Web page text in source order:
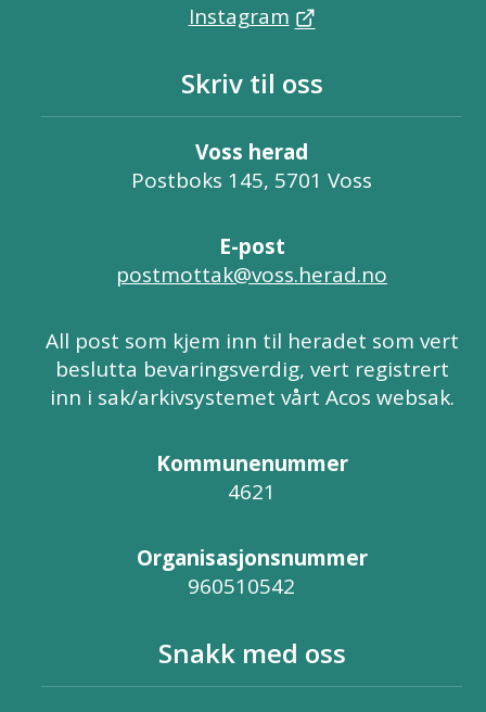
Instagram
Skriv til oss
Voss herad
Postboks 145, 5701 Voss
E-post
postmottak@voss.herad.no
All post som kjem inn til heradet som vert
beslutta bevaringsverdig, vert registrert
inn i sak/arkivsystemet vårt Acos websak.
Kommunenummer
4621
Organisasjonsnummer
960510542
Snakk med oss